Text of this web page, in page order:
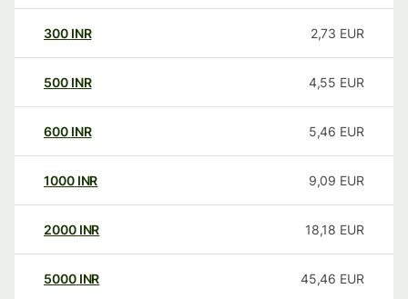
300 INR 2,73 EUR
500 INR 4,55 EUR
600 INR 5,46 EUR
1000 INR 9,09 EUR
2000 INR 18,18 EUR
5000 INR 45,46 EUR